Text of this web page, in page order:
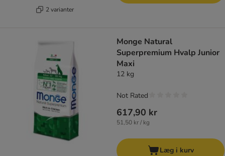
2 varianter
Monge Natural
Superpremium Hvalp Junior
Maxi
12 kg
617,90 kr
51,50 kr / kg
Not Rated
Læg i kurv